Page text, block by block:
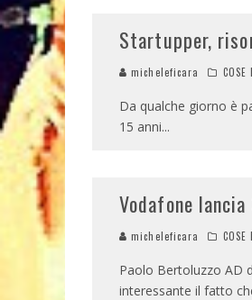
Startupper,
micheleficara COSE
Da qualche giorno è
15 anni...
Vodafone
micheleficara COSE
Paolo Bertoluzzo AD
interessante il fatto